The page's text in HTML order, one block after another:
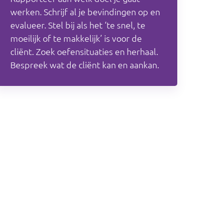
werken. Schrijf al je bevindingen op en
evalueer. Stel bij als het ‘te snel, te
moeilijk of te makkelijk’ is voor de
cliënt. Zoek oefensituaties en herhaal.
Bespreek wat de cliënt kan en aankan.